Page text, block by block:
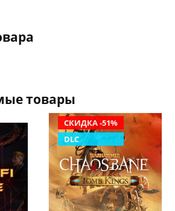
товары
СКИДКА -51%
DLC